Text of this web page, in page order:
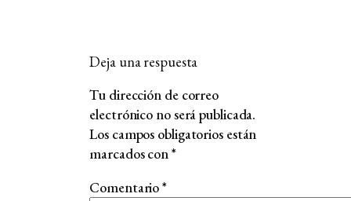
Deja una respuesta
Tu dirección de correo
electrónico no será publicada.
Los campos obligatorios están
marcados con *
Comentario*